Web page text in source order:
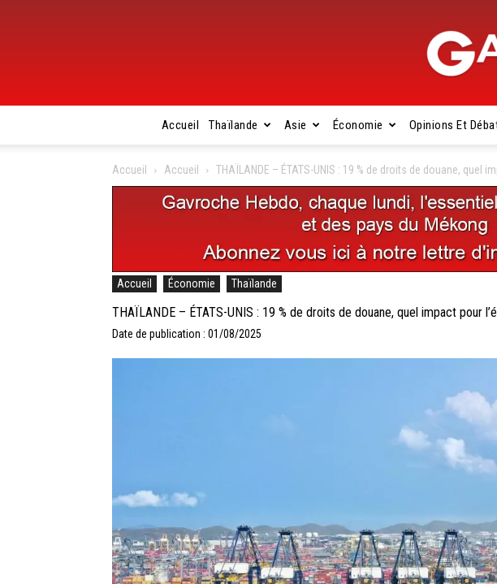
Accueil Thaïlande Asie Économie Opinions Et
Accueil Accueil THAÏLANDE – ÉTATS-UNIS : 19 % de droits de douane, quel
Accueil Économie Thaïlande
THAÏLANDE – ÉTATS-UNIS : 19 % de droits de douane, quel impact pour
Date de publication : 01/08/2025